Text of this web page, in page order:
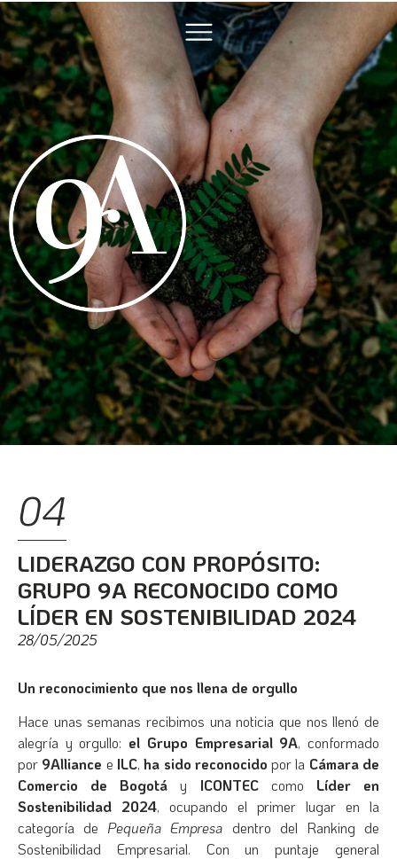
04
LIDERAZGO CON PROPÓSITO:
GRUPO 9A RECONOCIDO COMO
LÍDER EN SOSTENIBILIDAD 2024
28/05/2025
Un reconocimiento que nos llena de orgullo
Hace unas semanas recibimos una noticia que nos llenó de
alegría y orgullo: el Grupo Empresarial 9A, conformado
por 9Alliance e ILC,ha sido reconocido por la Cámara de
Comercio de Bogotá y ICONTECcomo Líder en
Sostenibilidad 2024, ocupando el primer lugar en la
categoría de Pequeña Empresa dentro del Ranking de
Sostenibilidad Empresarial. Con un puntaje general